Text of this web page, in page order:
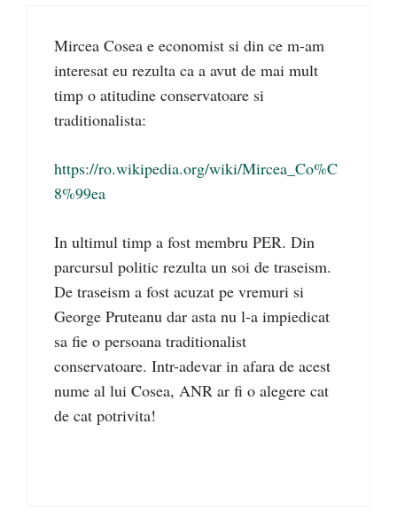
Mircea Cosea e economist si din ce m-am
interesat eu rezulta ca a avut de mai mult
timp o atitudine conservatoare si
traditionalista:
https://ro.wikipedia.org/wiki/Mircea_Co%C
8%99ea
In ultimul timp a fost membru PER. Din
parcursul politic rezulta un soi de traseism.
De traseism a fost acuzat pe vremuri si
George Pruteanu dar asta nu l-a impiedicat
sa fie o persoana traditionalist
conservatoare. Intr-adevar in afara de acest
nume al lui Cosea, ANR ar fi o alegere cat
de cat potrivita!